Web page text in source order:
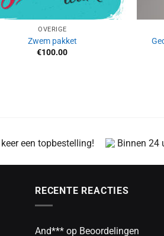
OVERIGE
Zwem pakket
€100.00
keer een topbestelling! Binnen 24
RECENTE REACTIES
And*** op Beoordelingen